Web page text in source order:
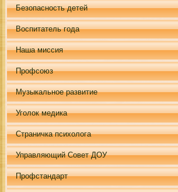
Безопасность детей
Воспитатель года
Наша миссия
Профсоюз
Музыкальное развитие
Уголок медика
Страничка психолога
Управляющий Совет ДОУ
Профстандарт